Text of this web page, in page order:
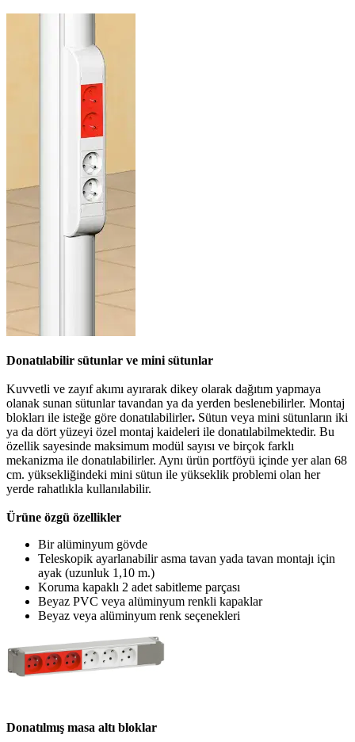
Donatılabilir sütunlar ve mini sütunlar
Kuvvetli ve zayıf akımı ayırarak dikey olarak dağıtım yapmaya
olanak sunan sütunlar tavandan ya da yerden beslenebilirler. Montaj
blokları ile isteğe göre donatılabilirler. Sütun veya mini sütunların iki
ya da dört yüzeyi özel montaj kaideleri ile donatılabilmektedir. Bu
özellik sayesinde maksimum modül sayısı ve birçok farklı
mekanizma ile donatılabilirler. Aynı ürün portföyü içinde yer alan 68
cm. yüksekliğindeki mini sütun ile yükseklik problemi olan her
yerde rahatlıkla kullanılabilir.
Ürüne özgü özellikler
Bir alüminyum gövde
Teleskopik ayarlanabilir asma tavan yada tavan montajı için
ayak (uzunluk 1,10 m.)
Koruma kapaklı 2 adet sabitleme parçası
Beyaz PVC veya alüminyum renkli kapaklar
Beyaz veya alüminyum renk seçenekleri
Donatılmış masa altı bloklar